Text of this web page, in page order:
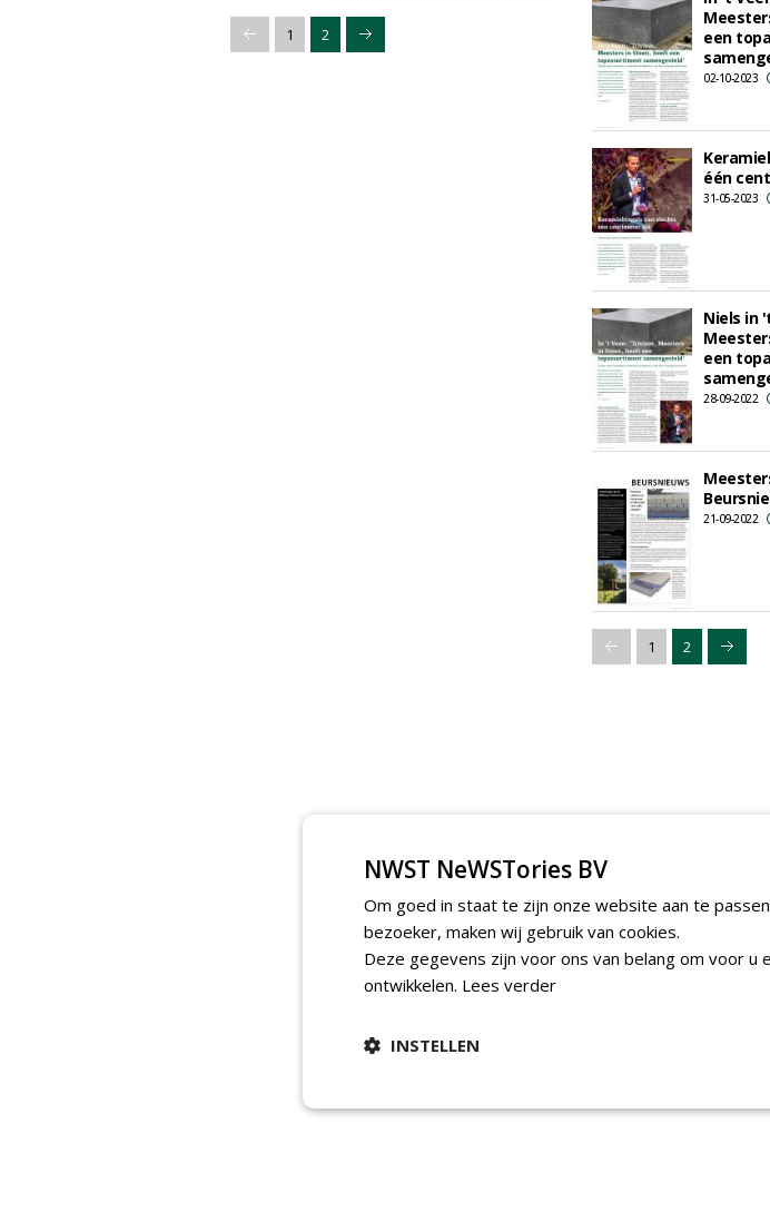
1 2
een
02-10-2023
één
31-05-2023
Niels in
een
28-09-2022
21-09-2022
1 2
NWST NeWSTories BV
Om goed in staat te zijn onze website aan te
bezoeker, maken wij gebruik van cookies.
Deze gegevens zijn voor ons van belang om voor
ontwikkelen. Lees verder
INSTELLEN